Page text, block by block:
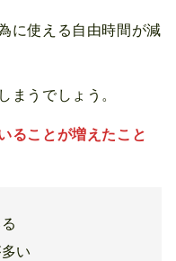
に使える自由時間が減
まうでしょう。
ることが増えたこと
い